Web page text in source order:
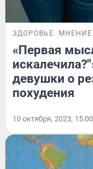
ЗДОРОВЬЕ МНЕНИЕ
«Первая
девушки о
похудения
10 октября, 2023, 15:00